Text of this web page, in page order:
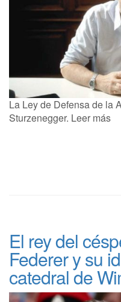
La Ley de Defensa de la
Sturzenegger. Leer más
El rey del
Federer y su
catedral de